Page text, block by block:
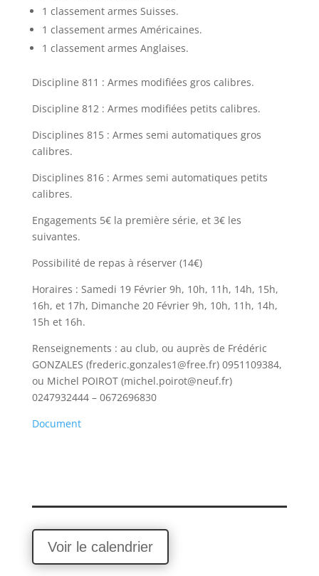
1 classement armes Suisses.
1 classement armes Américaines.
1 classement armes Anglaises.
Discipline 811 : Armes modifiées gros calibres.
Discipline 812 : Armes modifiées petits calibres.
Disciplines 815 : Armes semi automatiques gros
calibres.
Disciplines 816 : Armes semi automatiques petits
calibres.
Engagements 5€ la première série, et 3€ les
suivantes.
Possibilité de repas à réserver (14€)
Horaires : Samedi 19 Février 9h, 10h, 11h, 14h, 15h,
16h, et 17h, Dimanche 20 Février 9h, 10h, 11h, 14h,
15h et 16h.
Renseignements : au club, ou auprès de Frédéric
GONZALES (frederic.gonzales1@free.fr) 0951109384,
ou Michel POIROT (michel.poirot@neuf.fr)
0247932444 – 0672696830
Document
Voir le calendrier